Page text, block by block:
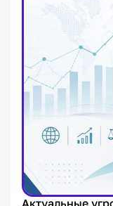
Актуальные